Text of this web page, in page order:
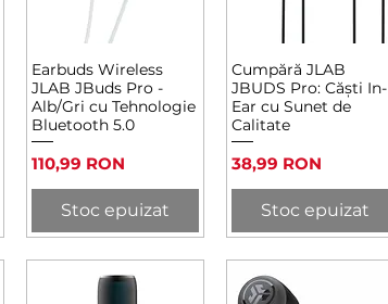
Afișare rapidă
Earbuds Wireless
JLAB JBuds Pro -
Alb/Gri cu Tehnologie
Bluetooth 5.0
Preț
110,99 RON
Stoc epuizat
Afișare rapidă
Cumpără JLAB
JBUDS Pro: Căști In-
Ear cu Sunet de
Calitate
Preț
38,99 RON
Stoc epuizat